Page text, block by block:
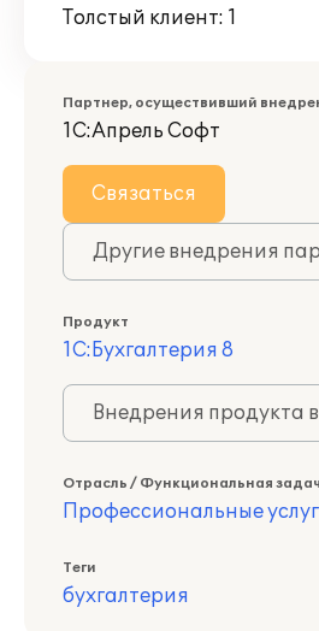
Толстый клиент: 1
Партнер, осуществивший
1С:Апрель Софт
Связаться
Другие внедрения
Продукт
1С:Бухгалтерия 8
Внедрения продукта
Отрасль / Функциональная
Профессиональные
Теги
бухгалтерия